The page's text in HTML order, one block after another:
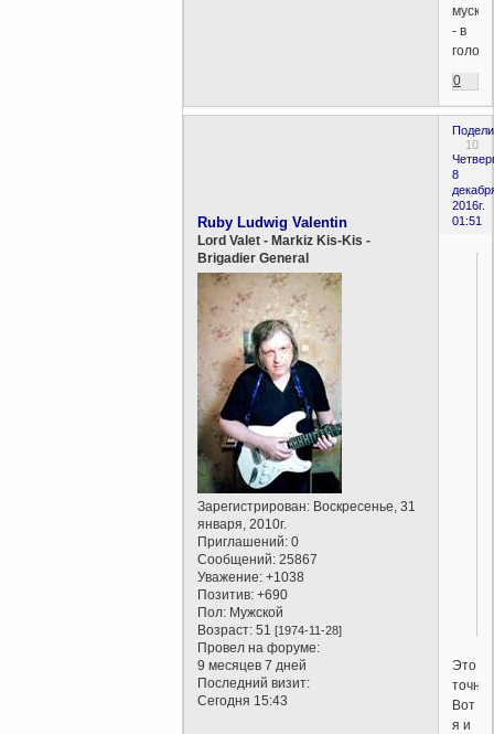
мускул
- в
0
10
8
2016г.
01:51
Ruby Ludwig Valentin
Lord Valet - Markiz Kis-Kis -
Brigadier General
Зарегистрирован: Воскресенье, 31
января, 2010г.
Приглашений: 0
Сообщений: 25867
Уважение: +1038
Позитив: +690
Пол: Мужской
Возраст: 51[1974-11-28]
Провел на форуме:
9 месяцев 7 дней
Последний визит:
Сегодня 15:43
Это
точно.
Вот
я и